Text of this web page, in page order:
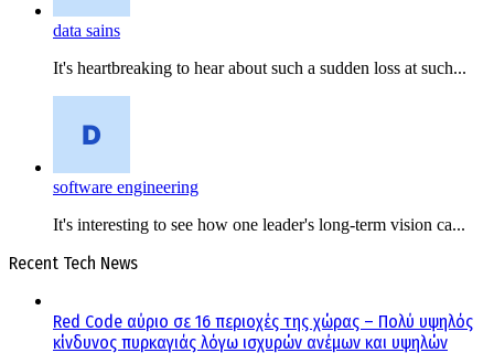
data sains
It's heartbreaking to hear about such a sudden loss at such...
software engineering
It's interesting to see how one leader's long-term vision ca...
Recent Tech News
Red Code αύριο σε 16 περιοχές της χώρας – Πολύ υψηλός
κίνδυνος πυρκαγιάς λόγω ισχυρών ανέμων και υψηλών